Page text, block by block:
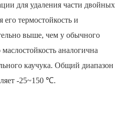
для удаления части двойных
термостойкость и
выше, чем у обычного
аналогична
каучука. Общий диапазон
-25~150 ℃.